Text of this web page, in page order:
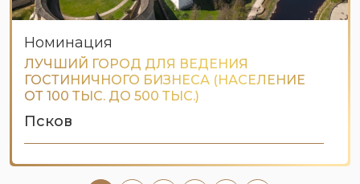
Номинация
ЛУЧШИЙ ГОРОД ДЛЯ ВЕДЕНИЯ
ГОСТИНИЧНОГО БИЗНЕСА (НАСЕЛЕНИЕ
ОТ 100 ТЫС. ДО 500 ТЫС.)
Псков